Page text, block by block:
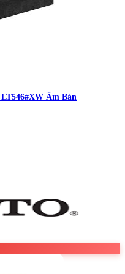
Âm Bàn